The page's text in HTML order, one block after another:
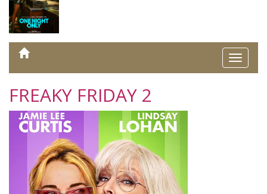
Toggle
FREAKY FRIDAY 2